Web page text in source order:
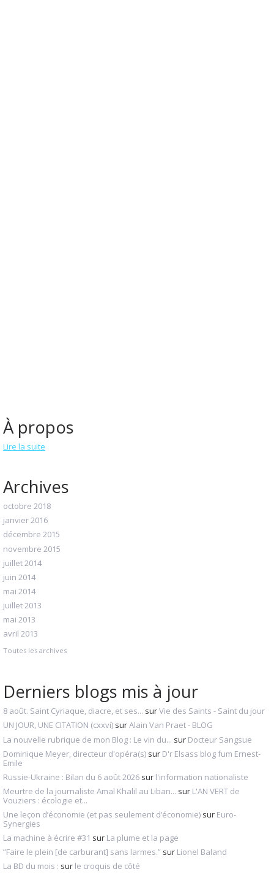
À propos
Lire la suite
Archives
octobre 2018
janvier 2016
décembre 2015
novembre 2015
juillet 2014
juin 2014
mai 2014
juillet 2013
mai 2013
avril 2013
Toutes les archives
Derniers blogs mis à jour
8 août. Saint Cyriaque, diacre, et ses... surVie des Saints - Saint du jour
UN JOUR, UNE CITATION (cxxvi) surAlain Van Praet - BLOG
La nouvelle rubrique de mon Blog : Le vin du... sur Docteur Sangsue
Dominique Meyer, directeur d'opéra(s) sur D'r Elsass blog fum Ernest-
Emile
Russie-Ukraine : Bilan du 6 août 2026 sur l'information nationaliste
Meurtre de la journaliste Amal Khalil au Liban... sur L'AN VERT de
Vouziers : écologie et...
Une leçon d’économie (et pas seulement d’économie) sur Euro-
Synergies
La machine à écrire #31 sur La plume et la page
”Faire le plein [de carburant] sans larmes.” sur Lionel Baland
La BD du mois : sur le croquis de côté